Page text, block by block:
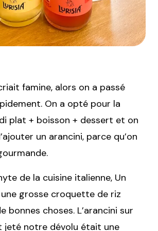
famine, alors on a passé
On a opté pour la
plat + boisson + dessert et on
un arancini, parce qu’on
de la cuisine italienne, Un
une grosse croquette de riz
bonnes choses. L’arancini sur
jeté notre dévolu était une